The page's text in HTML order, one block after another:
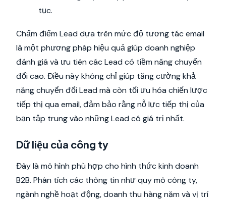
tục.
Chấm điểm Lead dựa trên mức độ tương tác email
là một phương pháp hiệu quả giúp doanh nghiệp
đánh giá và ưu tiên các Lead có tiềm năng chuyển
đổi cao. Điều này không chỉ giúp tăng cường khả
năng chuyển đổi Lead mà còn tối ưu hóa chiến lược
tiếp thị qua email, đảm bảo rằng nỗ lực tiếp thị của
bạn tập trung vào những Lead có giá trị nhất.
Dữ liệu của công ty
Đây là mô hình phù hợp cho hình thức kinh doanh
B2B. Phân tích các thông tin như quy mô công ty,
ngành nghề hoạt động, doanh thu hàng năm và vị trí